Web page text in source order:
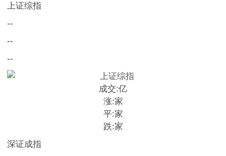
上证综指
--
--
--
成交:亿
涨:家
平:家
跌:家
深证成指